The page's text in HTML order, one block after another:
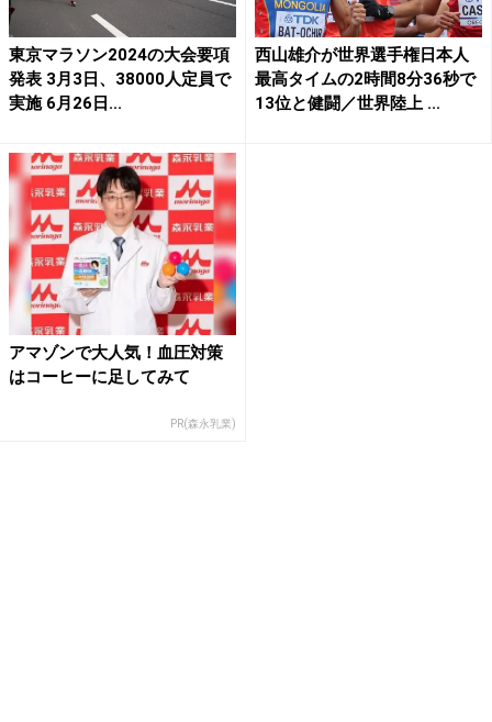
東京マラソン2024の大会要項
発表 3月3日、38000人定員で
実施 6月26日...
西山雄介が世界選手権日本人
最高タイムの2時間8分36秒で
13位と健闘／世界陸上 ...
アマゾンで大人気！血圧対策
はコーヒーに足してみて
PR(森永乳業)